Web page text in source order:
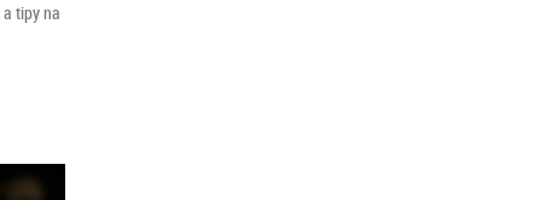
tipy na